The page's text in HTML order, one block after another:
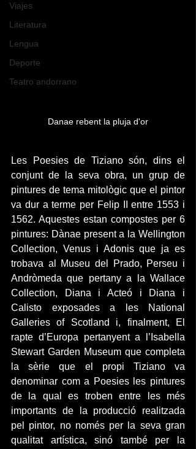
Viajes
Literatura
Lengua
Deporte
Teatro andorrano
Danae rebent la pluja d'or
Les Poesies de Tiziano són, dins el
conjunt de la seva obra, un grup de
pintures de tema mitològic que el pintor
va dur a terme per Felip II entre 1553 i
1562. Aquestes estan compostes per 6
pintures: Dànae present a la Wellington
Collection, Venus i Adonis que ja es
trobava al Museu del Prado, Perseu i
Andròmeda que pertany a la Wallace
Collection, Diana i Acteó i Diana i
Calisto exposades a les National
Galleries of Scotland i, finalment, El
rapte d’Europa pertanyent a l’Isabella
Stewart Garden Museum que completa
la sèrie que el propi Tiziano va
denominar com a Poesies les pintures
de la qual es troben entre les més
importants de la producció realitzada
pel pintor, no només per la seva gran
qualitat artística, sinó també per la